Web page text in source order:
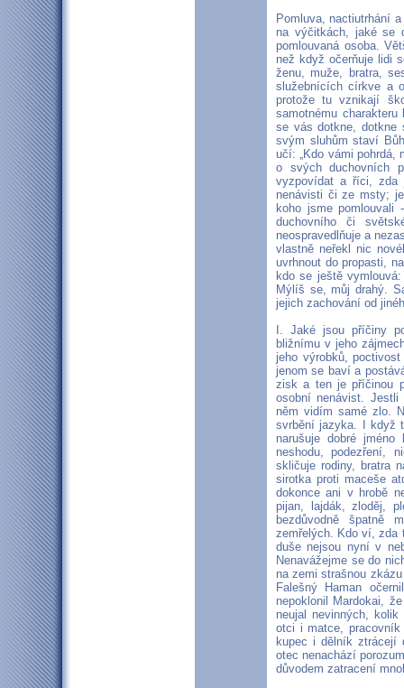
Pomluva, nactiutrhání
na výčitkách, jaké se
pomlouvaná osoba.
než když očerňuje lidi
ženu, muže, bratra,
služebnících církve a
protože tu vznikají
samotnému
se vás dotkne, dotkne
svým sluhům staví
učí: „Kdo vámi pohrdá,
o svých duchovních
vyzpovídat a říci, zda
nenávisti či ze msty;
koho jsme pomlouvali
duchovního či
neospravedlňuje a
vlastně neřekl nic
uvrhnout do propasti,
kdo se ještě
Mýlíš se, můj drahý.
jejich zachování od
I. Jaké jsou příčiny
bližnímu v jeho
jeho výrobků,
jenom se baví a
zisk a ten je příčinou
osobní nenávist.
něm vidím samé zlo.
svrbění jazyka. I když
narušuje dobré
neshodu, podezření,
skličuje rodiny, bratra
sirotka proti maceše
dokonce ani v hrobě
pijan, lajdák, zloděj,
bezdůvodně špatně
zemřelých. Kdo ví, zda
duše nejsou nyní v
Nenavážejme se do
na zemi strašnou
Falešný Haman
nepoklonil Mardokai,
neujal nevinných,
otci i matce, pracovník
kupec i dělník ztrácejí
otec nenachází
důvodem zatracení